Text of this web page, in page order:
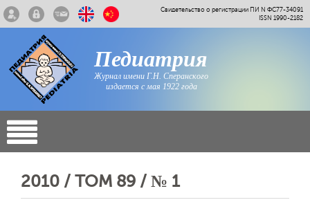
Свидетельство о регистрации ПИ N ФС77-34091
ISSN 1990-2182
Педиатрия
Журнал имени Г.Н. Сперанского
издается с мая 1922 года
2010 / ТОМ 89 / № 1